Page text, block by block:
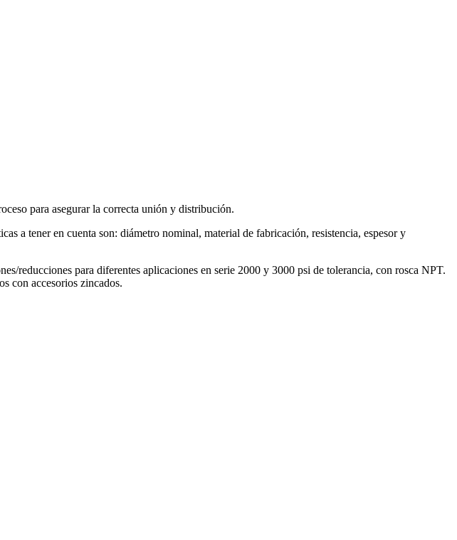
para asegurar la correcta unión y distribución.
a tener en cuenta son: diámetro nominal, material de fabricación, resistencia, espesor y
reducciones para diferentes aplicaciones en serie 2000 y 3000 psi de tolerancia, con rosca NPT.
con accesorios zincados.